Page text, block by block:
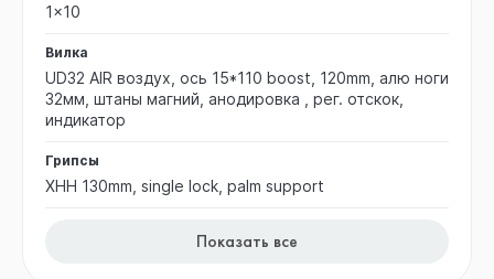
1x10
Вилка
UD32 AIR воздух, ось 15*110 boost, 120mm, алю ноги
32мм, штаны магний, анодировка , рег. отскок,
индикатор
Грипсы
XHH 130mm, single lock, palm support
Показать все